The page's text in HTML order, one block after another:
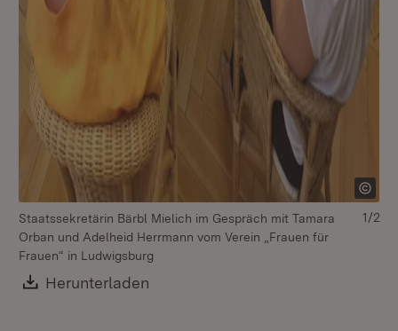
Staatssekretärin Bärbl Mielich im Gespräch mit Tamara
Orban und Adelheid Herrmann vom Verein „Frauen für
Frauen“ in Ludwigsburg
Download:
Herunterladen
1/2